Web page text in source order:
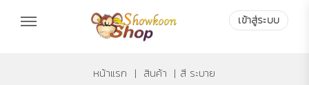
เข้าสู่ระบบ
หน้าแรก | สินค้า | สี ระบาย